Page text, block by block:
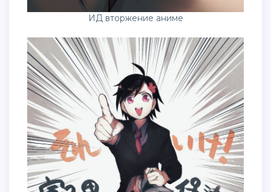
ИД вторжение аниме